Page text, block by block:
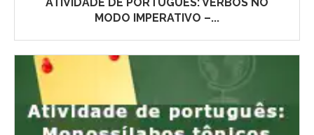
MODO IMPERATIVO –...